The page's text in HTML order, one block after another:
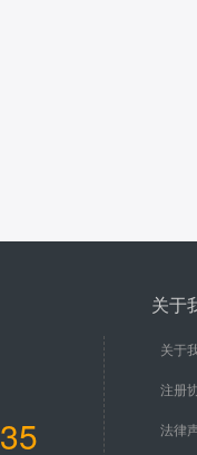
关于
关于
注册
法律